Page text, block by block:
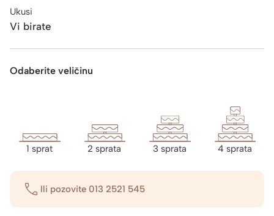
Ukusi
Vi birate
Odaberite veličinu
1 sprat 2 sprata 3 sprata 4 sprata
Ili pozovite 013 2521 545